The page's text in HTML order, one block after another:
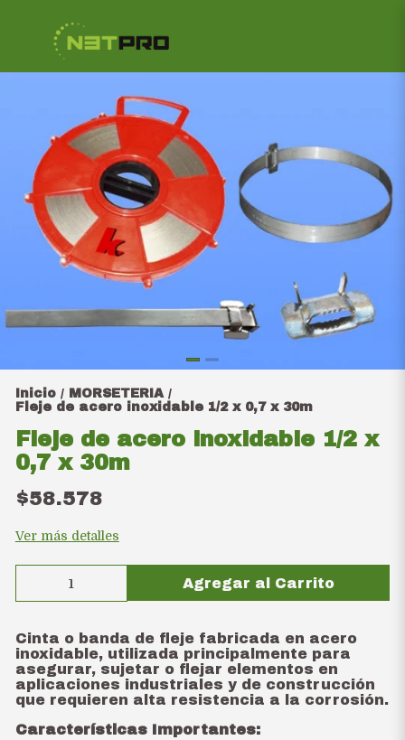
Inicio / MORSETERIA /
Fleje de acero inoxidable 1/2 x 0,7 x 30m
Fleje de acero inoxidable 1/2 x
0,7 x 30m
$58.578
Ver más detalles
Agregar al Carrito
Cinta o banda de fleje fabricada en acero
inoxidable, utilizada principalmente para
asegurar, sujetar o flejar elementos en
aplicaciones industriales y de construcción
que requieren alta resistencia a la corrosión.
Características Importantes: